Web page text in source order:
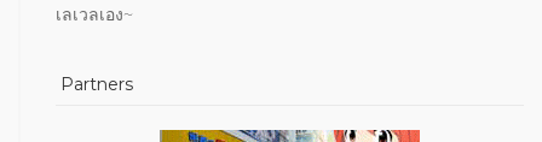
เลเวลเอง~
Partners